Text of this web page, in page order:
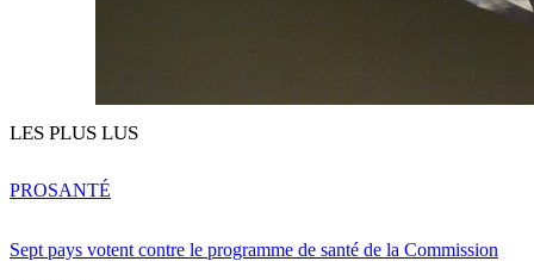
LES PLUS LUS
Sept pays votent contre le programme de santé de la Commission
PROSANTÉ